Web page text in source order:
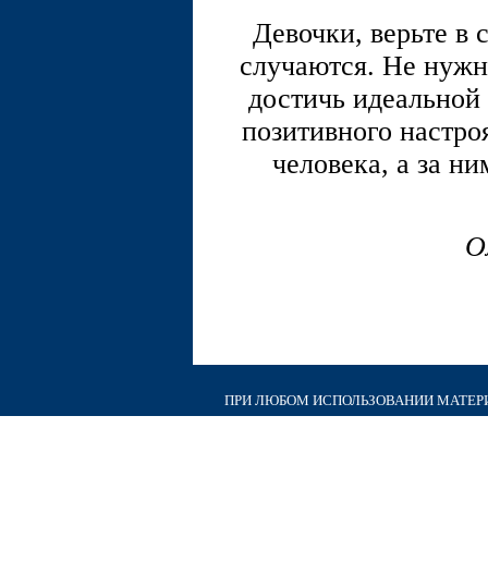
Девочки, верьте в
случаются. Не
достичь
позитивного
человека, а за
ПРИ ЛЮБОМ ИСПОЛЬЗОВАНИИ